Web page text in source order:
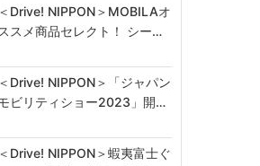
＜Drive! NIPPON＞MOBILAオ
ススメ商品セレクト！ シー…
＜Drive! NIPPON＞「ジャパン
ビリティショー2023」開…
＜Drive! NIPPON＞蝦夷富士ぐ